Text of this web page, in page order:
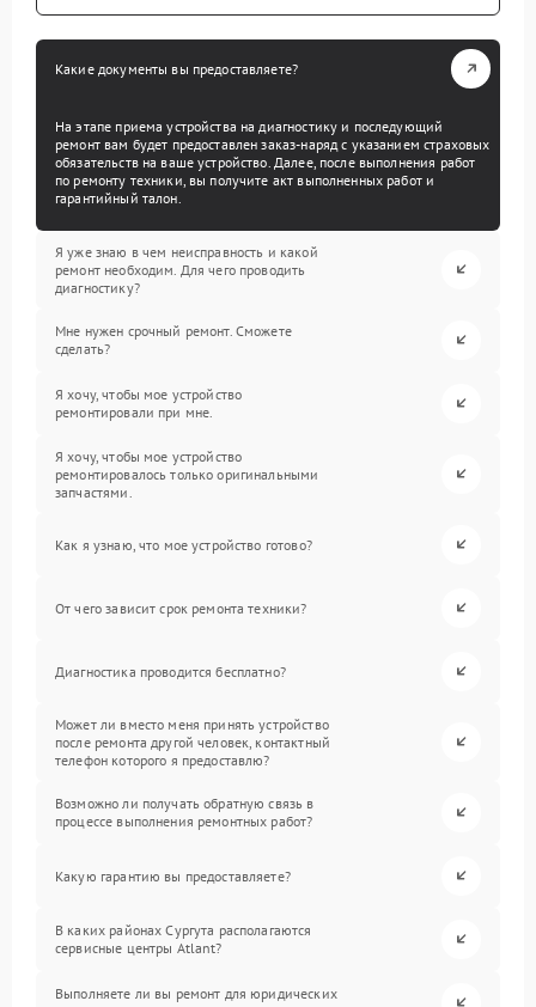
Какие документы вы предоставляете?
На этапе приема устройства на диагностику и последующий
ремонт вам будет предоставлен заказ-наряд с указанием страховых
обязательств на ваше устройство. Далее, после выполнения работ
по ремонту техники, вы получите акт выполненных работ и
гарантийный талон.
Я уже знаю в чем неисправность и какой
ремонт необходим. Для чего проводить
диагностику?
Мне нужен срочный ремонт. Сможете
сделать?
Я хочу, чтобы мое устройство
ремонтировали при мне.
Я хочу, чтобы мое устройство
ремонтировалось только оригинальными
запчастями.
Как я узнаю, что мое устройство готово?
От чего зависит срок ремонта техники?
Диагностика проводится бесплатно?
Может ли вместо меня принять устройство
после ремонта другой человек, контактный
телефон которого я предоставлю?
Возможно ли получать обратную связь в
процессе выполнения ремонтных работ?
Какую гарантию вы предоставляете?
В каких районах Сургута располагаются
сервисные центры Atlant?
Выполняете ли вы ремонт для юридических